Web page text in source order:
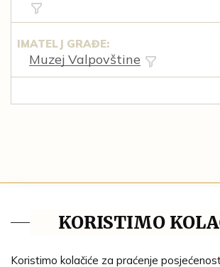
IMATELJ GRAĐE:
Muzej Valpovštine
Impresum
Ustanove
KORISTIMO
Koristimo kolačiće za praćenje